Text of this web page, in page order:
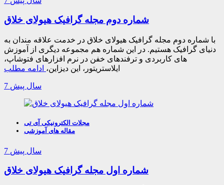
شماره دوم مجله گرافیک هیولای خلاق
با شماره دوم مجله گرافیک هیولای خلاق در خدمت علاقه مندان به
دنیای گرافیک هستیم. در این شماره هم مجموعه دیگری از آموزش
های کاربردی و ترفندهای خفن در نرم افزارهای فتوشاپ،
ایلاستریتور، این دیزاین، ادامه مطلب
7 سال پیش
مجلات الکترونیکی آی تی
مقاله های آموزشی
7 سال پیش
شماره اول مجله گرافیک هیولای خلاق